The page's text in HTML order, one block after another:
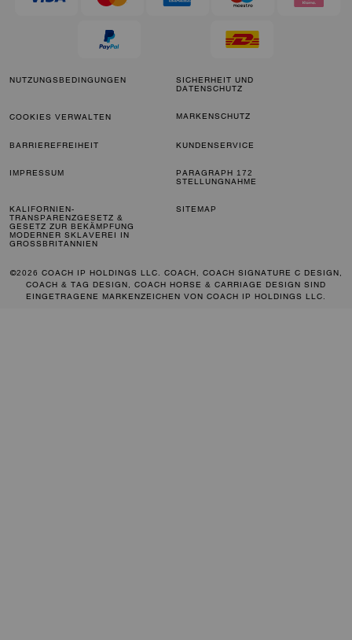
NUTZUNGSBEDINGUNGEN
SICHERHEIT UND
DATENSCHUTZ
COOKIES VERWALTEN MARKENSCHUTZ
BARRIEREFREIHEIT KUNDENSERVICE
IMPRESSUM
PARAGRAPH 172
STELLUNGNAHME
KALIFORNIEN-
TRANSPARENZGESETZ &
GESETZ ZUR BEKÄMPFUNG
MODERNER SKLAVEREI IN
GROSSBRITANNIEN
SITEMAP
©2026 COACH IP HOLDINGS LLC. COACH, COACH SIGNATURE C DESIGN,
COACH & TAG DESIGN, COACH HORSE & CARRIAGE DESIGN SIND
EINGETRAGENE MARKENZEICHEN VON COACH IP HOLDINGS LLC.